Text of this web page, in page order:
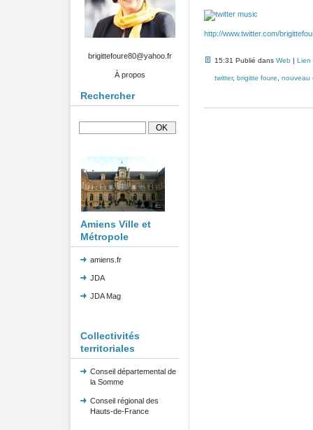
brigittefoure80@yahoo.fr
À propos
Rechercher
Amiens Ville et
Métropole
amiens.fr
JDA
JDA Mag
Collectivités
territoriales
Conseil départemental de
la Somme
Conseil régional des
Hauts-de-France
http://www.twitter.com/
15:31 Publié dans Web | Lien
twitter, brigitte foure nouveau